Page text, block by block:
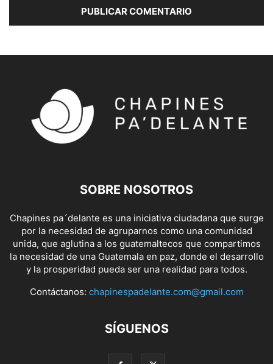
SOBRE NOSOTROS
Chapines pa´delante es una iniciativa ciudadana que surge
por la necesidad de agruparnos como una comunidad
unida, que aglutina a los guatemaltecos que compartimos
la necesidad de una Guatemala en paz, donde el desarrollo
y la prosperidad pueda ser una realidad para todos.
Contáctanos: chapinespadelante.com@gmail.com
SÍGUENOS